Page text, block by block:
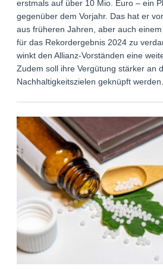
erstmals auf über 10 Mio. Euro – ein
gegenüber dem Vorjahr. Das hat er
aus früheren Jahren, aber auch
für das Rekordergebnis 2024 zu
winkt den Allianz-Vorständen eine
Zudem soll ihre Vergütung stärker an
Nachhaltigkeitszielen geknüpft werden.